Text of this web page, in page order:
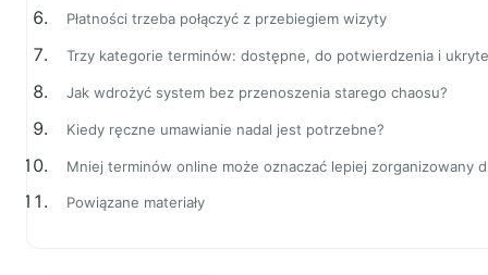
Płatności trzeba połączyć z przebiegiem wizyty
Trzy kategorie terminów: dostępne, do potwierdzenia i ukryte
Jak wdrożyć system bez przenoszenia starego chaosu?
Kiedy ręczne umawianie nadal jest potrzebne?
Mniej terminów online może oznaczać lepiej zorganizowany
Powiązane materiały